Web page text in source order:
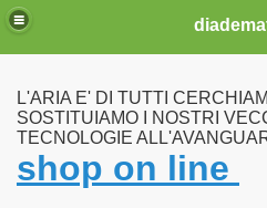
L'ARIA E' DI TUTTI
SOSTITUIAMO I NOSTRI
TECNOLOGIE
shop on line
fissa